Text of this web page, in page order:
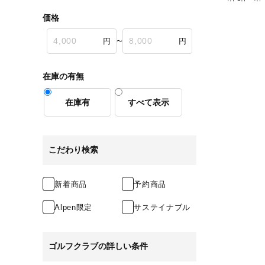
価格
〜
在庫の有無
在庫有 すべて表示
こだわり検索
新着商品 予約商品
Alpen限定 サステイナブル
ゴルフクラブの詳しい条件